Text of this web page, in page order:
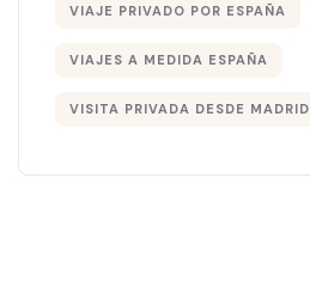
VIAJE PRIVADO POR ESPAÑA
VIAJES A MEDIDA ESPAÑA
VISITA PRIVADA DESDE MADRID